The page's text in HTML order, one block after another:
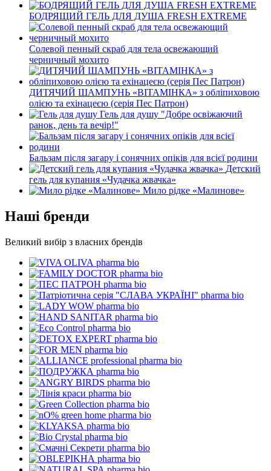
БОДРЯЩИЙ ГЕЛЬ ДЛЯ ДУША FRESH EXTREME
Солевой пенный скраб для тела освежающий
черничный мохито
ДИТЯЧИЙ ШАМПУНЬ «ВІТАМІНКА» з обліпиховою
олією та ехінацеєю (серія Пес Патрон)
Гель для душу "Добре освіжаючий
ранок, день та вечір!"
Бальзам після загару і сонячних опіків для всієї родини
Детский
гель для купания «Чудачка жвачка»
Мило рідке «Малинове»
Наші бренди
Великий вибір з власних брендів
pharma bio
pharma bio
pharma bio
pharma bio
pharma bio
pharma bio
pharma bio
pharma bio
pharma bio
pharma bio
pharma bio
pharma bio
pharma bio
pharma bio
pharma bio
pharma bio
pharma bio
pharma bio
pharma bio